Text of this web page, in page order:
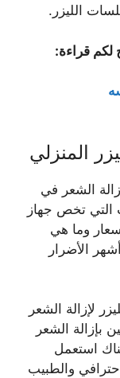
الليزر.
لكم قراءة:
المنزلي
الشعر في
التي تخص جهاز
وما هي
الأضرار
لإزالة الشعر
الشعر
استعمل
والطبيب